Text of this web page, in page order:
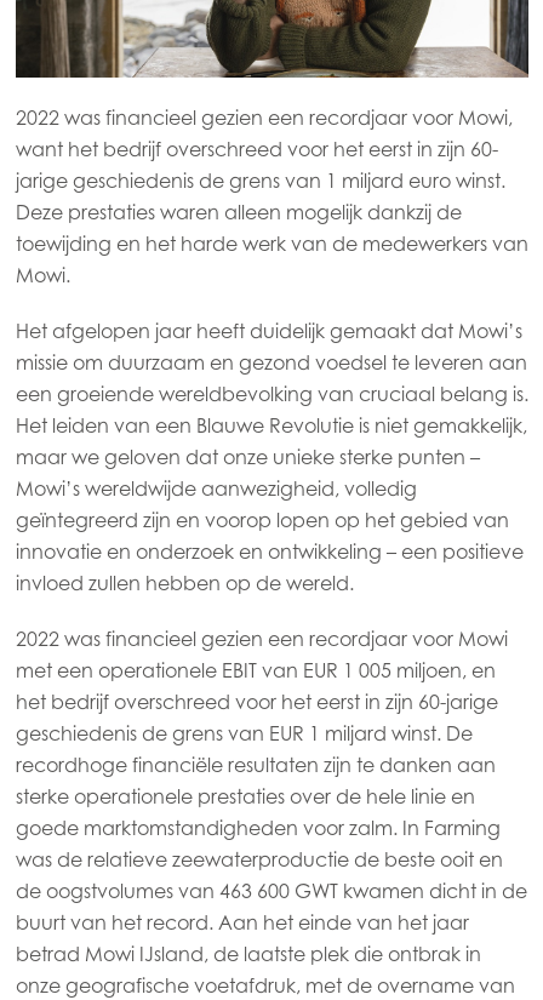
Mowi Global
Mowi China
Mowi Japan
Mowi Korea
Europe
Mowi Belgium (FR)
Mowi Belgium (NL) ACTIVE
Mowi Czechia (CZ)
Mowi Faroe Islands
2022 was financieel gezien een recordjaar voor Mowi,
want het bedrijf overschreed voor het eerst in zijn 60-
jarige geschiedenis de grens van 1 miljard euro winst.
Deze prestaties waren alleen mogelijk dankzij de
toewijding en het harde werk van de medewerkers van
Mowi.
Het afgelopen jaar heeft duidelijk gemaakt dat Mowi’s
missie om duurzaam en gezond voedsel te leveren aan
een groeiende wereldbevolking van cruciaal belang is.
Het leiden van een Blauwe Revolutie is niet gemakkelijk,
maar we geloven dat onze unieke sterke punten –
Mowi’s wereldwijde aanwezigheid, volledig
geïntegreerd zijn en voorop lopen op het gebied van
innovatie en onderzoek en ontwikkeling – een positieve
invloed zullen hebben op de wereld.
2022 was financieel gezien een recordjaar voor Mowi
met een operationele EBIT van EUR 1 005 miljoen, en
het bedrijf overschreed voor het eerst in zijn 60-jarige
geschiedenis de grens van EUR 1 miljard winst. De
recordhoge financiële resultaten zijn te danken aan
sterke operationele prestaties over de hele linie en
goede marktomstandigheden voor zalm. In Farming
was de relatieve zeewaterproductie de beste ooit en
de oogstvolumes van 463 600 GWT kwamen dicht in de
buurt van het record. Aan het einde van het jaar
betrad Mowi IJsland, de laatste plek die ontbrak in
onze geografische voetafdruk, met de overname van